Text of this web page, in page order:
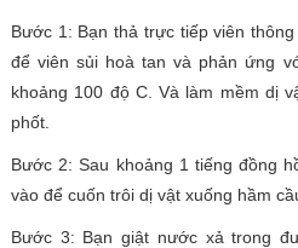
Bước 1: Bạn thả trực tiếp viên
để viên sủi hoà tan và phản ứng
khoảng 100 độ C. Và làm mềm dị
phốt.
Bước 2: Sau khoảng 1 tiếng đồng
vào để cuốn trôi dị vật xuống hầm
Bước 3: Bạn giật nước xả trong